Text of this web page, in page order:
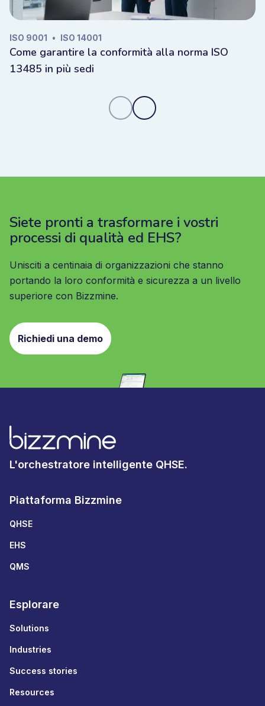
ISO 9001 • ISO 14001
Come garantire la conformità alla norma ISO
13485 in più sedi
Siete pronti a trasformare i vostri
processi di qualità ed EHS?
Unisciti a centinaia di organizzazioni che stanno
portando la loro conformità e sicurezza a un livello
superiore con Bizzmine.
Richiedi una demo
L'orchestratore intelligente QHSE.
Piattaforma Bizzmine
QHSE
EHS
QMS
Esplorare
Solutions
Industries
Success stories
Resources